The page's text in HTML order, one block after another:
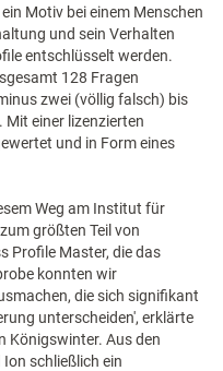
Motiv bei einem Menschen
und sein Verhalten
entschlüsselt werden.
128 Fragen
zwei (völlig falsch) bis
einer lizenzierten
und in Form eines
Weg am Institut für
größten Teil von
Profile Master, die das
konnten wir
die sich signifikant
unterscheiden', erklärte
Königswinter. Aus den
schließlich ein